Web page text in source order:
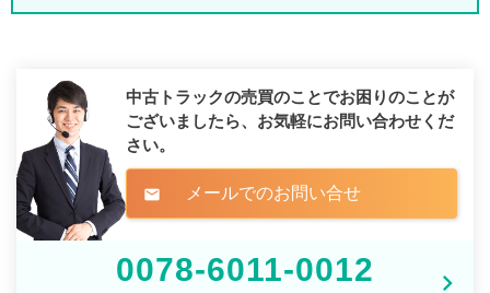
中古トラックの売買のことでお困りのことが
ございましたら、 お気軽にお問い合わせくだ
さい。
mail メールでのお問い合せ
0078-6011-0012